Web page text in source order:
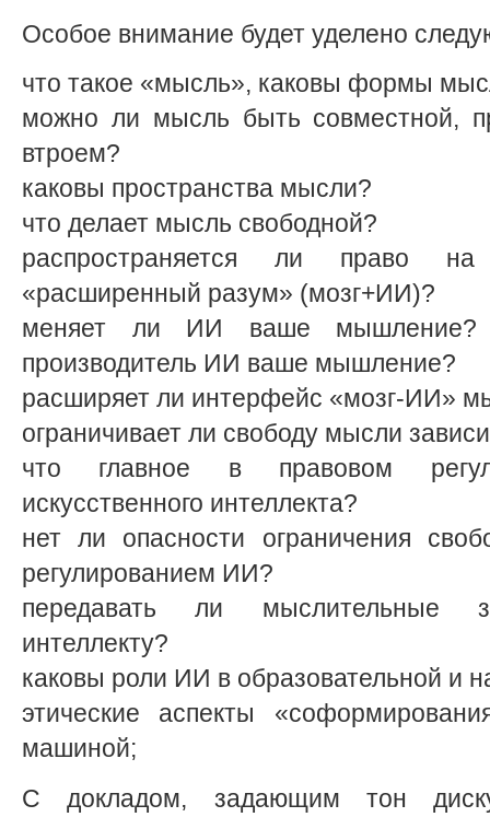
Особое внимание будет уделено
что такое «мысль», каковы формы
можно ли мысль быть совместной,
втроем?
каковы пространства мысли?
что делает мысль свободной?
распространяется ли право
«расширенный разум» (мозг+ИИ)?
меняет ли ИИ ваше мышление?
производитель ИИ ваше мышление?
расширяет ли интерфейс «мозг-ИИ»
ограничивает ли свободу мысли
что главное в правовом
искусственного интеллекта?
нет ли опасности ограничения
регулированием ИИ?
передавать ли мыслительные
интеллекту?
каковы роли ИИ в образовательной и
этические аспекты
машиной;
С докладом, задающим тон